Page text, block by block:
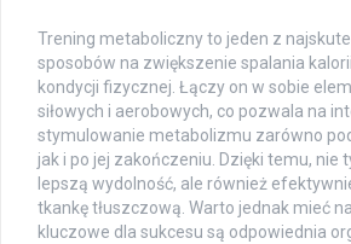
Trening metaboliczny to jeden z
sposobów na zwiększenie spalania
kondycji fizycznej. Łączy on w sobie
siłowych i aerobowych, co pozwala na
stymulowanie metabolizmu zarówno
jak i po jej zakończeniu. Dzięki temu, nie
lepszą wydolność, ale również
tkankę tłuszczową. Warto jednak mieć
kluczowe dla sukcesu są odpowiednia